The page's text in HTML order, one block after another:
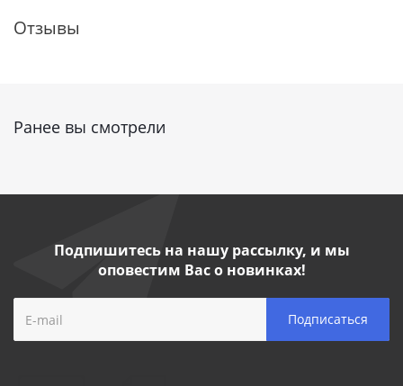
Отзывы
Ранее вы смотрели
Подпишитесь на нашу рассылку, и мы
оповестим Вас о новинках!